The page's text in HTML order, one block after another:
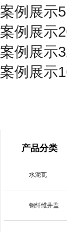
案例展示
案例展示
案例展示
案例展示
产品分类
水泥瓦
钢纤维井盖